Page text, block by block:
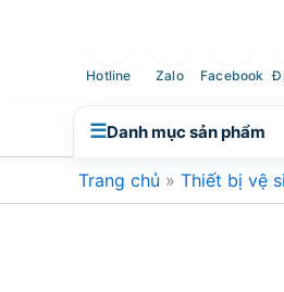
☰Danh mục sản phẩm
Hotline Zalo Facebook
Trang chủ » Thiết bị vệ